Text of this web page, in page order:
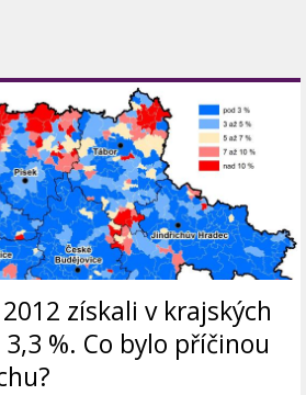
2012 získali v krajských
%. Co bylo příčinou